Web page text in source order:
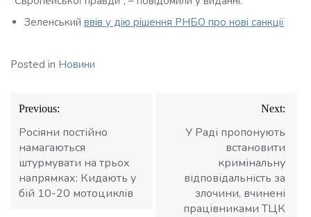
Зеленський ввів у дію рішення РНБО про нові санкції
Posted in Новини
Навігація
записів
Previous:
Росіяни постійно
намагаються
штурмувати на трьох
напрямках: Кидають у
бій 10-20 мотоциклів
Next:
У Раді пропонують
встановити
кримінальну
відповідальність за
злочини, вчинені
працівниками ТЦК